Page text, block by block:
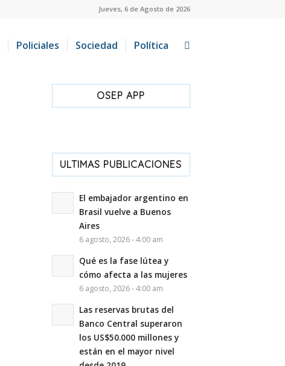
Jueves, 6 de Agosto de 2026
Policiales Sociedad Política
OSEP APP
ULTIMAS PUBLICACIONES
El embajador argentino en
Brasil vuelve a Buenos
Aires
6 agosto, 2026 - 4:00 am
Qué es la fase lútea y
cómo afecta a las mujeres
6 agosto, 2026 - 4:00 am
Las reservas brutas del
Banco Central superaron
los US$50.000 millones y
están en el mayor nivel